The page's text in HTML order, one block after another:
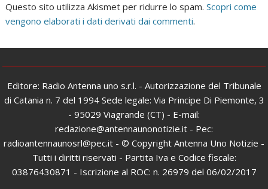
Questo sito utilizza Akismet per ridurre lo spam.Scopri come
vengono elaborati i dati derivati dai commenti.
Editore: Radio Antenna uno s.r.l. - Autorizzazione del Tribunale
di Catania n. 7 del 1994 Sede legale: Via Principe Di Piemonte, 3
- 95029 Viagrande (CT) - E-mail:
redazione@antennaunonotizie.it - Pec:
radioantennaunosrl@pec.it - © Copyright Antenna Uno Notizie -
Tutti i diritti riservati - Partita Iva e Codice fiscale:
03876430871 - Iscrizione al ROC: n. 26979 del 06/02/2017